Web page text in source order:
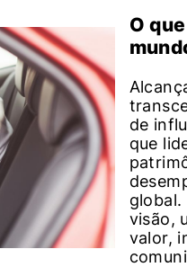
O
de
que
global.
visão,
valor,